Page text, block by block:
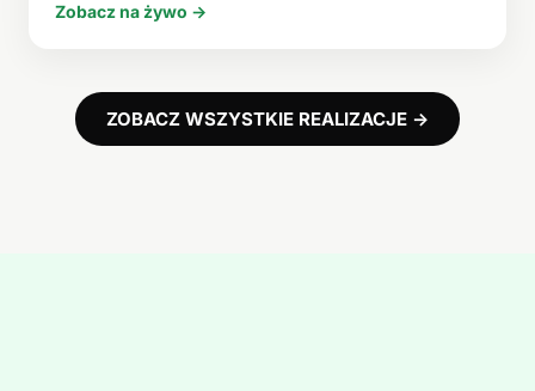
Zobacz na żywo →
ZOBACZ WSZYSTKIE REALIZACJE →